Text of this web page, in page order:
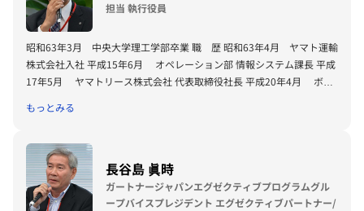
担当 執行役員
昭和63年3月 中央大学理工学部卒業 職 歴 昭和63年4月 ヤマト運輸
株式会社入社 平成15年6月 オペレーション部 情報システム課長 平成
17年5月 ヤマトリース株式会社 代表取締役社長 平成20年4月 ボッ
ディングス株式会社 執行役員（担当： 経営戦略・I T戦略） 現在に至る
もっとみる
長谷島 眞時
ガートナージャパンエグゼクティブプログラムグル
ープバイスプレジデント エグゼクティブパートナー/